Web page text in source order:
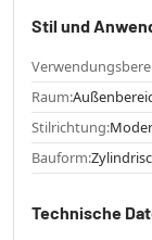
Stil und
Raum:
Stilrichtung:
Bauform:
Technische